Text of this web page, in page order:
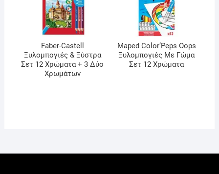
Faber-Castell
Ξυλομπογιές & Ξύστρα
Σετ 12 Χρώματα + 3 Δύο
Χρωμάτων
Maped Color’Peps Oops
Ξυλομπογιές Με Γώμα
Σετ 12 Χρώματα